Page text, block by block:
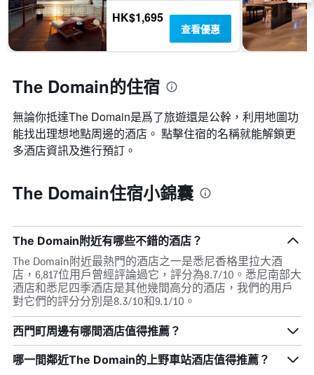
HK$1,695
查看優惠
The Domain的住宿
無論你抵達The Domain​是爲了旅遊還是公幹，利用地圖功
能找出理想地點周邊的酒店。 點擊住宿的名稱就能解鎖更
多酒店資訊及進行預訂。
The Domain住宿小錦囊
The Domain附近有哪些不錯的酒店？
The Domain附近最熱門的酒店之一是悉尼香格里拉大酒
店，6,817位用戶曾經評論過它，評分為8.7/10。悉尼南部大
酒店和悉尼四季酒店是其他幾間高分的酒店，我們的用戶
對它們的評分分別是8.3/10和9.1/10。
西門町周邊有哪間酒店值得推薦？
哪一間鄰近The Domain的上野車站酒店值得推薦？